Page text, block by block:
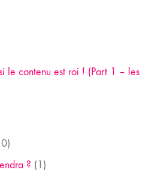
le contenu est roi ! (Part 1 – les
? (1)